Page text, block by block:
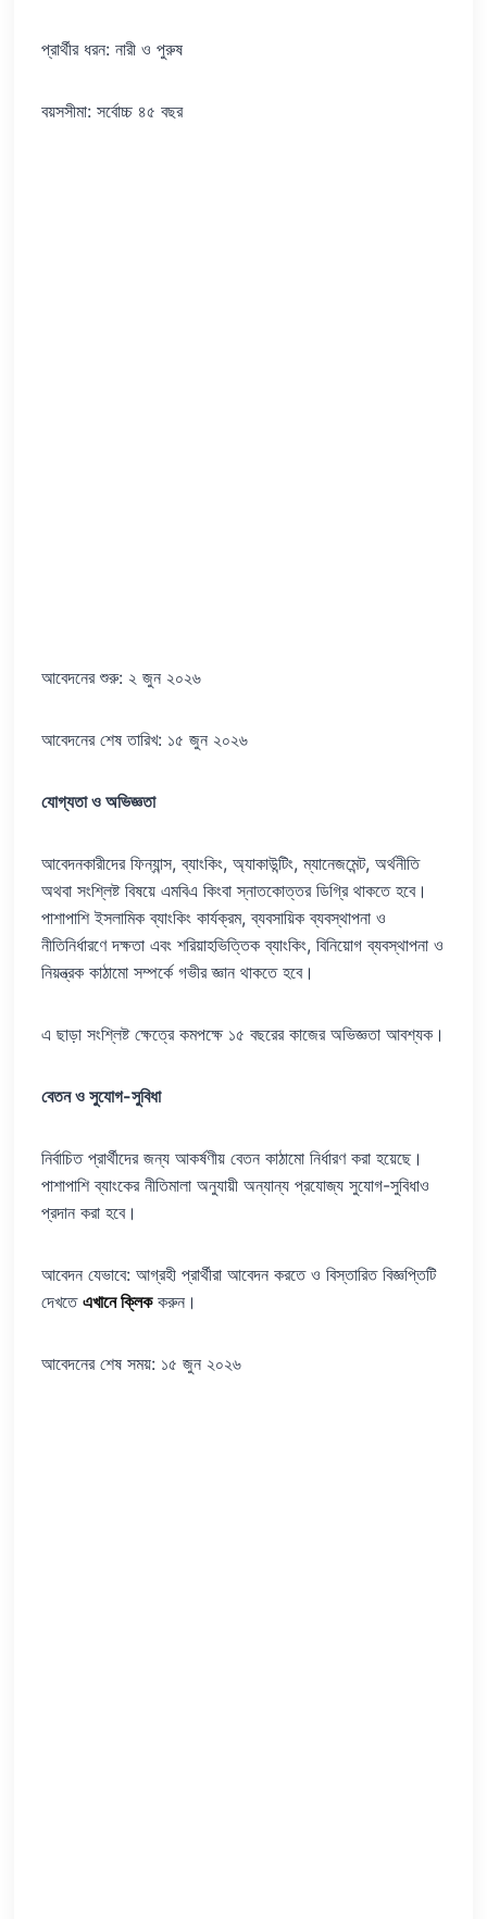
প্রার্থীর ধরন: নারী ও পুরুষ
বয়সসীমা: সর্বোচ্চ ৪৫ বছর
আবেদনের শুরু: ২ জুন ২০২৬
আবেদনের শেষ তারিখ: ১৫ জুন ২০২৬
যোগ্যতা ও অভিজ্ঞতা
আবেদনকারীদের ফিন্যান্স, ব্যাংকিং, অ্যাকাউন্টিং, ম্যানেজমেন্ট, অর্থনীতি
অথবা সংশ্লিষ্ট বিষয়ে এমবিএ কিংবা স্নাতকোত্তর ডিগ্রি থাকতে হবে।
পাশাপাশি ইসলামিক ব্যাংকিং কার্যক্রম, ব্যবসায়িক ব্যবস্থাপনা ও
নীতিনির্ধারণে দক্ষতা এবং শরিয়াহভিত্তিক ব্যাংকিং, বিনিয়োগ ব্যবস্থাপনা ও
নিয়ন্ত্রক কাঠামো সম্পর্কে গভীর জ্ঞান থাকতে হবে।
এ ছাড়া সংশ্লিষ্ট ক্ষেত্রে কমপক্ষে ১৫ বছরের কাজের অভিজ্ঞতা আবশ্যক।
বেতন ও সুযোগ-সুবিধা
নির্বাচিত প্রার্থীদের জন্য আকর্ষণীয় বেতন কাঠামো নির্ধারণ করা হয়েছে।
পাশাপাশি ব্যাংকের নীতিমালা অনুযায়ী অন্যান্য প্রযোজ্য সুযোগ-সুবিধাও
প্রদান করা হবে।
আবেদন যেভাবে: আগ্রহী প্রার্থীরা আবেদন করতে ও বিস্তারিত বিজ্ঞপ্তিটি
দেখতে এখানে ক্লিককরুন।
আবেদনের শেষ সময়: ১৫ জুন ২০২৬